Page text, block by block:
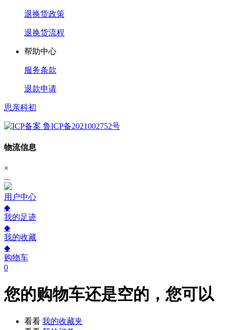
退换货政策
退换货流程
帮助中心
服务条款
退款申请
思亲科初
鲁ICP备2021002752号
物流信息
×
...
用户中心
◆
我的足迹
◆
我的收藏
◆
购物车
0
您的购物车还是空的，您可以
看看 我的收藏夹